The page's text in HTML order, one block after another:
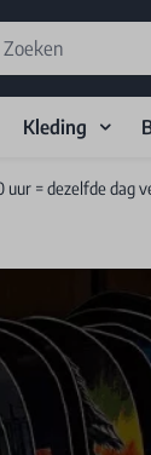
Kleding
uur = dezelfde dag